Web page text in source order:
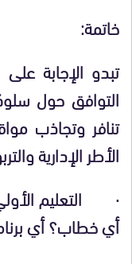
خاتمة:
تبدو الإجابة
التوافق حول
تنافر وتجاذب
الأطر الإدارية
· التعليم
أي خطاب؟ أي